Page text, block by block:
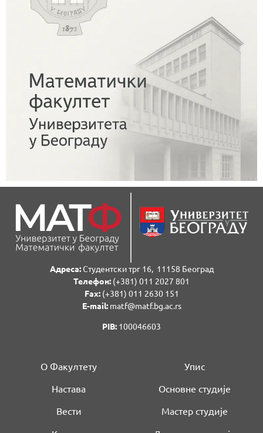
Адреса:Студентски трг 16, 11158 Београд
Телефон: (+381) 011 2027 801
Fаx:(+381) 011 2630 151
E-mail:matf@matf.bg.ac.rs
PIB: 100046603
О Факултету
Настава
Вести
Упис
Основне студије
Мастер студије